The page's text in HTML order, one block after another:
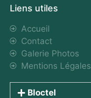
Liens utiles
Accueil
Contact
Galerie Photos
Mentions Légales
Bloctel